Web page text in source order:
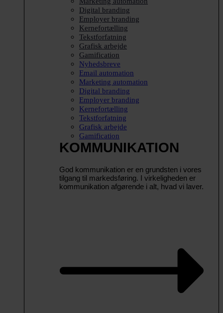
Digital branding
Employer branding
Kernefortælling
Tekstforfatning
Grafisk arbejde
Gamification
Nyhedsbreve
Email automation
Marketing automation
Digital branding
Employer branding
Kernefortælling
Tekstforfatning
Grafisk arbejde
Gamification
KOMMUNIKATION
God kommunikation er en grundsten i vores
tilgang til markedsføring. I virkeligheden er
kommunikation afgørende i alt, hvad vi laver.